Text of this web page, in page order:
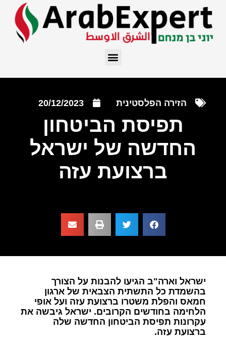
הזירה הפלסטינית 20/12/2023
תפיסת הביטחון
החדשה של ישראל
ברצועת עזה
ישראל וארה"ב הגיעו להבנות על הצורך
בהשמדת כל התשתית הצבאית של ארגון
חמאס והפלת משטרו ברצועת עזה ועל אופי
הלחימה בחודשים הקרובים. ישראל גיבשה את
עקרונות תפיסת הביטחון החדשה שלה
ברצועת עזה.